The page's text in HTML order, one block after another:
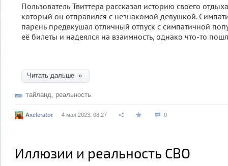
Пользователь Твиттера рассказал историю своего
который он отправился с незнакомой девушкой.
парень предвкушал отличный отпуск с симпатичной
её билеты и надеялся на взаимность, однако что-то
Читать дальше »
тайланд реальность
Axelerator 4 мая 2023, 08:27 0
Иллюзии и реальность СВО